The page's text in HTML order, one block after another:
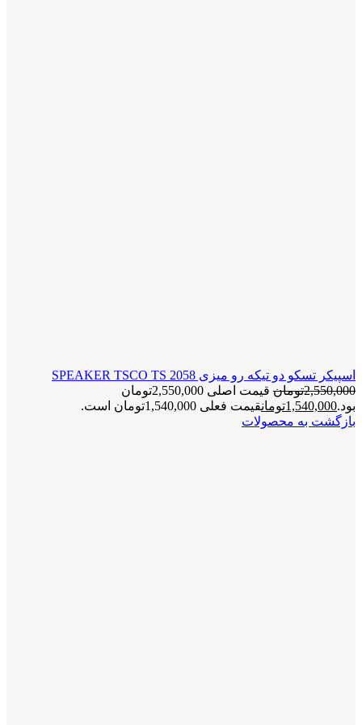
اسپیکر تسکو دو تیکه رو میزی SPEAKER TSCO TS 2058
2,550,000تومان
قیمت اصلی 2,550,000تومان
بود.1,540,000تومانقیمت فعلی 1,540,000تومان است.
بازگشت به محصولات